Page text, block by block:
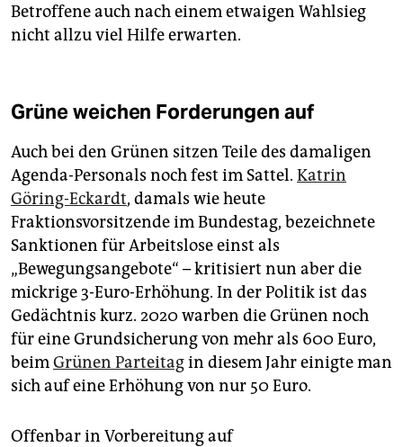
Betroffene auch nach einem etwaigen Wahlsieg
nicht allzu viel Hilfe erwarten.
Grüne weichen Forderungen auf
Auch bei den Grünen sitzen Teile des damaligen
Agenda-Personals noch fest im Sattel. Katrin
Göring-Eckardt, damals wie heute
Fraktionsvorsitzende im Bundestag, bezeichnete
Sanktionen für Arbeitslose einst als
„Bewegungsangebote“ – kritisiert nun aber die
mickrige 3-Euro-Erhöhung. In der Politik ist das
Gedächtnis kurz. 2020 warben die Grünen noch
für eine Grundsicherung von mehr als 600 Euro,
beimGrünen Parteitagin diesem Jahr einigte man
sich auf eine Erhöhung von nur 50 Euro.
Offenbar in Vorbereitung auf